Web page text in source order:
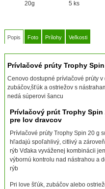
20g
5 ks
Popis Foto Prílohy Veľkosti
Prívlačové prúty Trophy
Cenovo dostupné prívlačové prúty
zubáčov,šťúk a ostriežov s
nedá súperovi šancu
Prívlačový prút Trophy
pre lov dravcov
Prívlačové prúty Trophy Spin 20 g
hľadajú spoľahlivý, citlivý a
rýb Vďaka vyváženej kombinácii
výbornú kontrolu nad nástrahou a
rýb
Pri love šťúk, zubáčov alebo